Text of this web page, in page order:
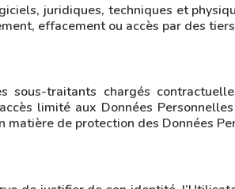
juridiques, techniques et
effacement ou accès par des
sous-traitants chargés
limité aux Données
de protection des Données